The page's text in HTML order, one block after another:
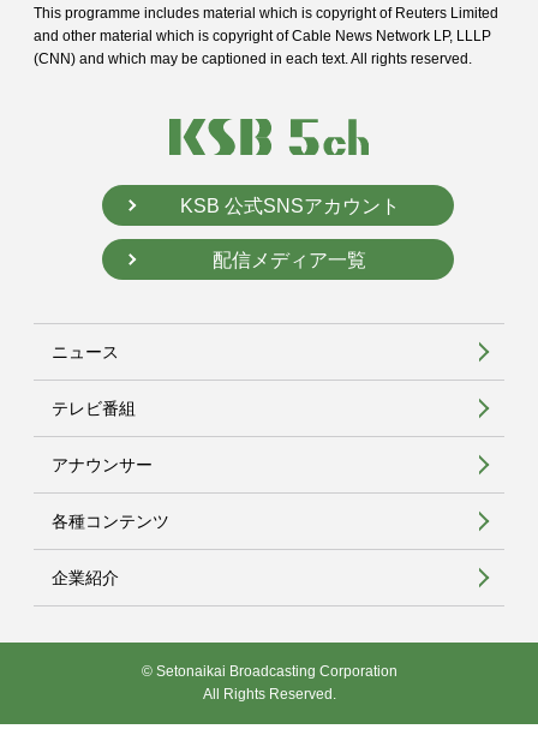
This programme includes material which is copyright of Reuters Limited
and other material which is copyright of Cable News Network LP, LLLP
(CNN) and which may be captioned in each text. All rights reserved.
KSB 公式SNSアカウント
配信メディア一覧
ニュース
テレビ番組
アナウンサー
各種コンテンツ
企業紹介
© Setonaikai Broadcasting Corporation
All Rights Reserved.